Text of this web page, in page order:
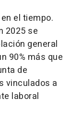
el tiempo.
2025 se
general
90% más que
de
vinculados a
laboral